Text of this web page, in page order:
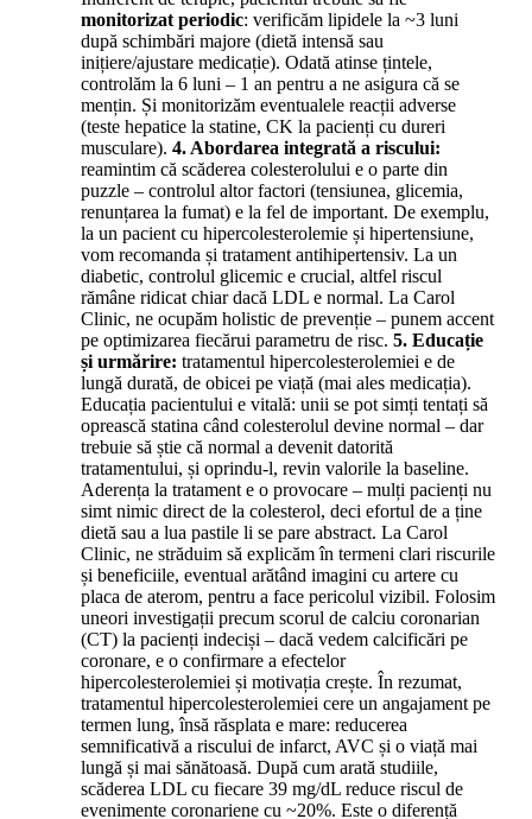
monitorizat periodic: verificăm lipidele la ~3 luni
după schimbări majore (dietă intensă sau
inițiere/ajustare medicație). Odată atinse țintele,
controlăm la 6 luni – 1 an pentru a ne asigura că se
mențin. Și monitorizăm eventualele reacții adverse
(teste hepatice la statine, CK la pacienți cu dureri
musculare). 4. Abordarea integrată a riscului:
reamintim că scăderea colesterolului e o parte din
puzzle – controlul altor factori (tensiunea, glicemia,
renunțarea la fumat) e la fel de important. De exemplu,
la un pacient cu hipercolesterolemie și hipertensiune,
vom recomanda și tratament antihipertensiv. La un
diabetic, controlul glicemic e crucial, altfel riscul
rămâne ridicat chiar dacă LDL e normal. La Carol
Clinic, ne ocupăm holistic de prevenție – punem accent
pe optimizarea fiecărui parametru de risc. 5. Educație
și urmărire: tratamentul hipercolesterolemiei e de
lungă durată, de obicei pe viață (mai ales medicația).
Educația pacientului e vitală: unii se pot simți tentați să
oprească statina când colesterolul devine normal – dar
trebuie să știe că normal a devenit datorită
tratamentului, și oprindu-l, revin valorile la baseline.
Aderența la tratament e o provocare – mulți pacienți nu
simt nimic direct de la colesterol, deci efortul de a ține
dietă sau a lua pastile li se pare abstract. La Carol
Clinic, ne străduim să explicăm în termeni clari riscurile
și beneficiile, eventual arătând imagini cu artere cu
placa de aterom, pentru a face pericolul vizibil. Folosim
uneori investigații precum scorul de calciu coronarian
(CT) la pacienți indeciși – dacă vedem calcificări pe
coronare, e o confirmare a efectelor
hipercolesterolemiei și motivația crește. În rezumat,
tratamentul hipercolesterolemiei cere un angajament pe
termen lung, însă răsplata e mare: reducerea
semnificativă a riscului de infarct, AVC și o viață mai
lungă și mai sănătoasă. După cum arată studiile,
scăderea LDL cu fiecare 39 mg/dL reduce riscul de
evenimente coronariene cu ~20%. Este o diferență